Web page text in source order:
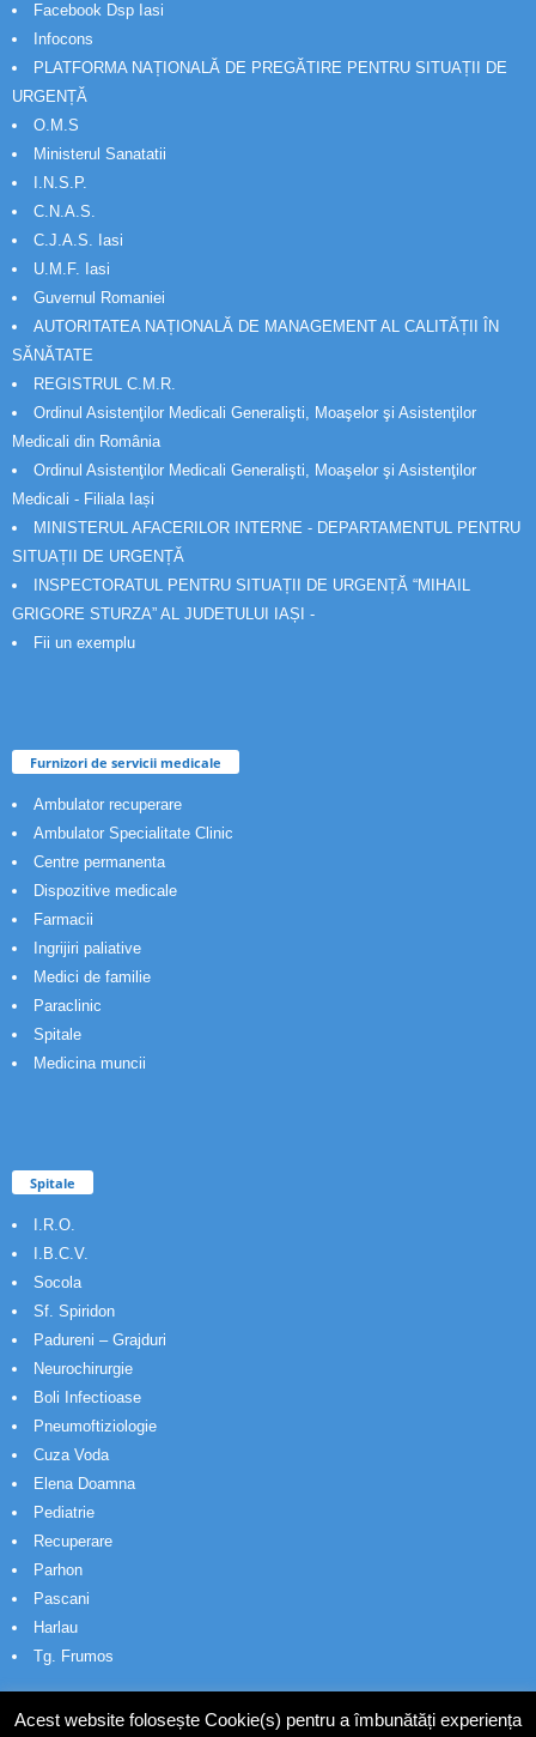
Facebook Dsp Iasi
Infocons
PLATFORMA NAȚIONALĂ DE PREGĂTIRE PENTRU SITUAȚII DE
URGENȚĂ
O.M.S
Ministerul Sanatatii
I.N.S.P.
C.N.A.S.
C.J.A.S. Iasi
U.M.F. Iasi
Guvernul Romaniei
AUTORITATEA NAȚIONALĂ DE MANAGEMENT AL CALITĂȚII ÎN
SĂNĂTATE
REGISTRUL C.M.R.
Ordinul Asistenţilor Medicali Generalişti, Moaşelor şi Asistenţilor
Medicali din România
Ordinul Asistenţilor Medicali Generalişti, Moaşelor şi Asistenţilor
Medicali - Filiala Iași
MINISTERUL AFACERILOR INTERNE - DEPARTAMENTUL PENTRU
SITUAȚII DE URGENȚĂ
INSPECTORATUL PENTRU SITUAȚII DE URGENȚĂ “MIHAIL
GRIGORE STURZA” AL JUDETULUI IAȘI -
Fii un exemplu
Furnizori de servicii medicale
Ambulator recuperare
Ambulator Specialitate Clinic
Centre permanenta
Dispozitive medicale
Farmacii
Ingrijiri paliative
Medici de familie
Paraclinic
Spitale
Medicina muncii
Spitale
I.R.O.
I.B.C.V.
Socola
Sf. Spiridon
Padureni – Grajduri
Neurochirurgie
Boli Infectioase
Pneumoftiziologie
Cuza Voda
Elena Doamna
Pediatrie
Recuperare
Parhon
Pascani
Harlau
Tg. Frumos
Acest website folosește Cookie(s) pentru a îmbunătăți experiența